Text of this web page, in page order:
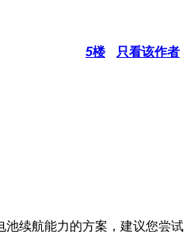
5楼 只看该作者
池续航能力的方案，建议您尝试